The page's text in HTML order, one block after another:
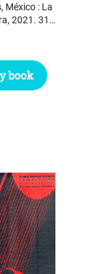
México : La
2021. 31…
book